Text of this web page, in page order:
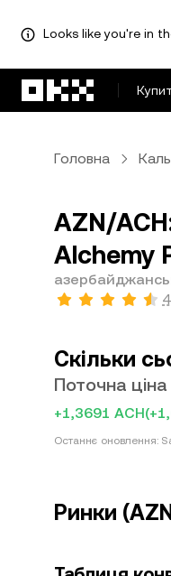
Looks like you're in
Головна
AZN/
Alchemy
Скільки
Поточна
+1,3691 ACH
Останнє оновлення:
Ринки